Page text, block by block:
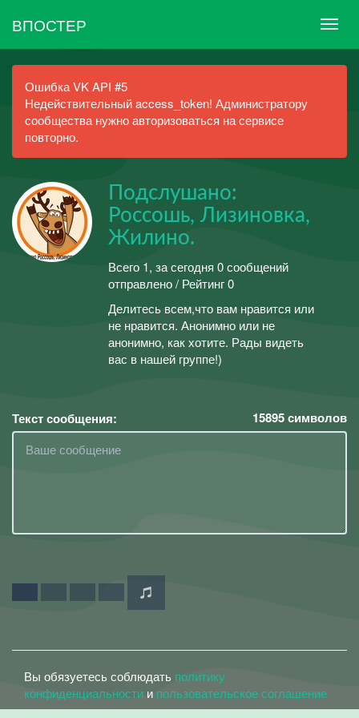
ВПОСТЕР
Ошибка VK API #5
Недействительный access_token! Администратору
сообщества нужно авторизоваться на сервисе
повторно.
Подслушано:
Россошь, Лизиновка,
Жилино.
Всего 1, за сегодня 0 сообщений
отправлено / Рейтинг 0
Делитесь всем,что вам нравится или
не нравится. Анонимно или не
анонимно, как хотите. Рады видеть
вас в нашей группе!)
Текст сообщения: 15895символов
Вы обязуетесь соблюдать политику
конфиденциальности и пользовательское соглашение